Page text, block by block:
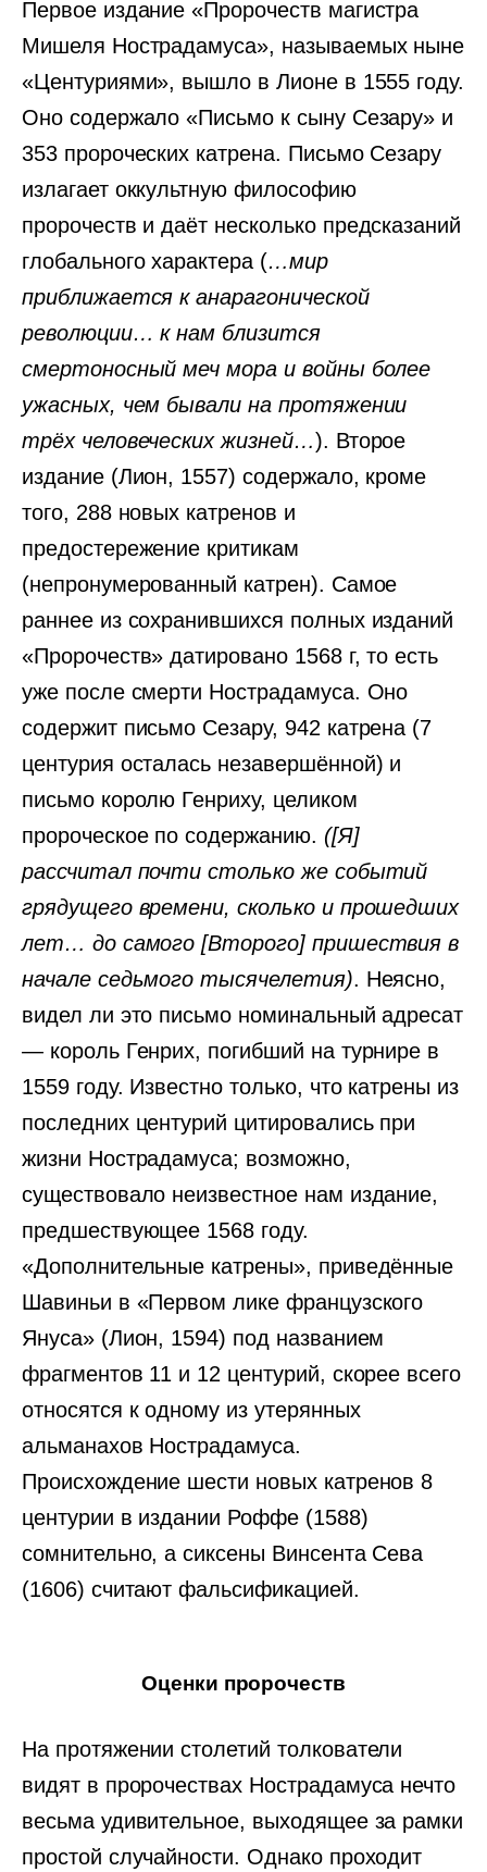
Первое издание «Пророчеств магистра
Мишеля Нострадамуса», называемых ныне
«Центуриями», вышло в Лионе в 1555 году.
Оно содержало «Письмо к сыну Сезару» и
353 пророческих катрена. Письмо Сезару
излагает оккультную философию
пророчеств и даёт несколько предсказаний
глобального характера (…мир
приближается к анарагонической
революции… к нам близится
смертоносный меч мора и войны более
ужасных, чем бывали на протяжении
трёх человеческих жизней…). Второе
издание (Лион, 1557) содержало, кроме
того, 288 новых катренов и
предостережение критикам
(непронумерованный катрен). Самое
раннее из сохранившихся полных изданий
«Пророчеств» датировано 1568 г, то есть
уже после смерти Нострадамуса. Оно
содержит письмо Сезару, 942 катрена (7
центурия осталась незавершённой) и
письмо королю Генриху, целиком
пророческое по содержанию. ([Я]
рассчитал почти столько же событий
грядущего времени, сколько и прошедших
лет… до самого [Второго] пришествия в
начале седьмого тысячелетия). Неясно,
видел ли это письмо номинальный адресат
— король Генрих, погибший на турнире в
1559 году. Известно только, что катрены из
последних центурий цитировались при
жизни Нострадамуса; возможно,
существовало неизвестное нам издание,
предшествующее 1568 году.
«Дополнительные катрены», приведённые
Шавиньи в «Первом лике французского
Януса» (Лион, 1594) под названием
фрагментов 11 и 12 центурий, скорее всего
относятся к одному из утерянных
альманахов Нострадамуса.
Происхождение шести новых катренов 8
центурии в издании Роффе (1588)
сомнительно, а сиксены Винсента Сева
(1606) считают фальсификацией.
Оценки пророчеств
На протяжении столетий толкователи
видят в пророчествах Нострадамуса нечто
весьма удивительное, выходящее за рамки
простой случайности. Однако проходит